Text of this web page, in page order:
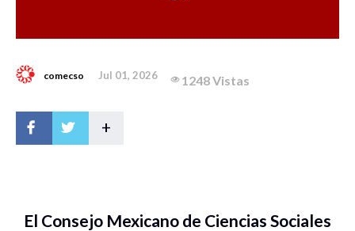
comecso Jul 01, 2026 1248 Vistas
+
El Consejo Mexicano de Ciencias Sociales